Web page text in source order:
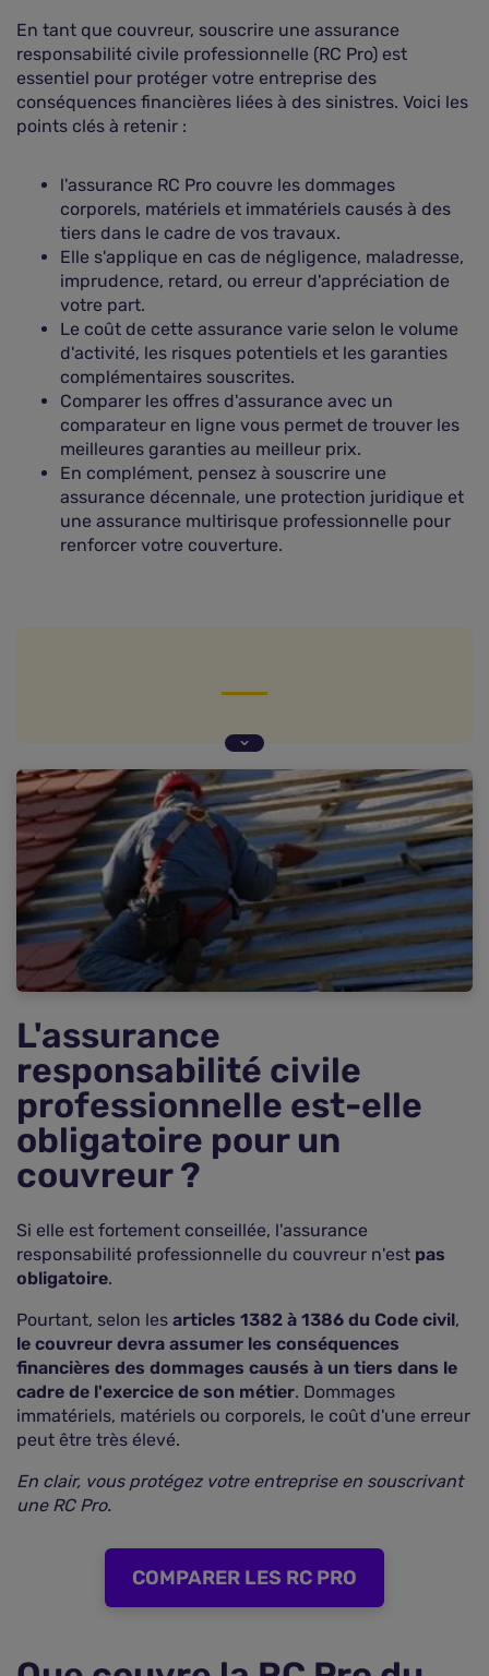
En tant que couvreur, souscrire une assurance
responsabilité civile professionnelle (RC Pro) est
essentiel pour protéger votre entreprise des
conséquences financières liées à des sinistres. Voici les
points clés à retenir :
l'assurance RC Pro couvre les dommages
corporels, matériels et immatériels causés à des
tiers dans le cadre de vos travaux.
Elle s'applique en cas de négligence, maladresse,
imprudence, retard, ou erreur d'appréciation de
votre part.
Le coût de cette assurance varie selon le volume
d'activité, les risques potentiels et les garanties
complémentaires souscrites.
Comparer les offres d'assurance avec un
comparateur en ligne vous permet de trouver les
meilleures garanties au meilleur prix.
En complément, pensez à souscrire une
assurance décennale, une protection juridique et
une assurance multirisque professionnelle pour
renforcer votre couverture.
est-elle obligatoire pour un couvreur ?
Que couvre la RC Pro du couvreur ?
Les conditions d'application de la garantie
responsabilité civile du couvreur
Assurance responsabilité civile pour un couvreur
: combien ça coûte ?
Utiliser un comparateur pour payer moins cher
son assurance RC Pro de couvreur
Les autres assurances qu'un professionnel du
bâtiment peut souscrire
L'assurance
responsabilité civile
professionnelle est-elle
obligatoire pour un
couvreur ?
Si elle est fortement conseillée, l'assurance
responsabilité professionnelle du couvreur n'est pas
obligatoire.
Pourtant, selon les articles 1382 à 1386 du Code civil,
le couvreur devra assumer les conséquences
financières des dommages causés à un tiers dans le
cadre de l'exercice de son métier. Dommages
immatériels, matériels ou corporels, le coût d'une erreur
peut être très élevé.
En clair, vous protégez votre entreprise en souscrivant
une RC Pro.
COMPARER LES RC PRO